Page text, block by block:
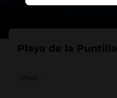
Playa de la Puntilla
Playa